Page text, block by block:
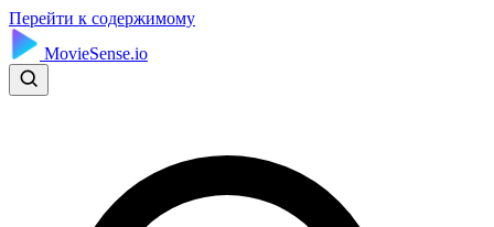
Перейти к содержимому
MovieSense.io